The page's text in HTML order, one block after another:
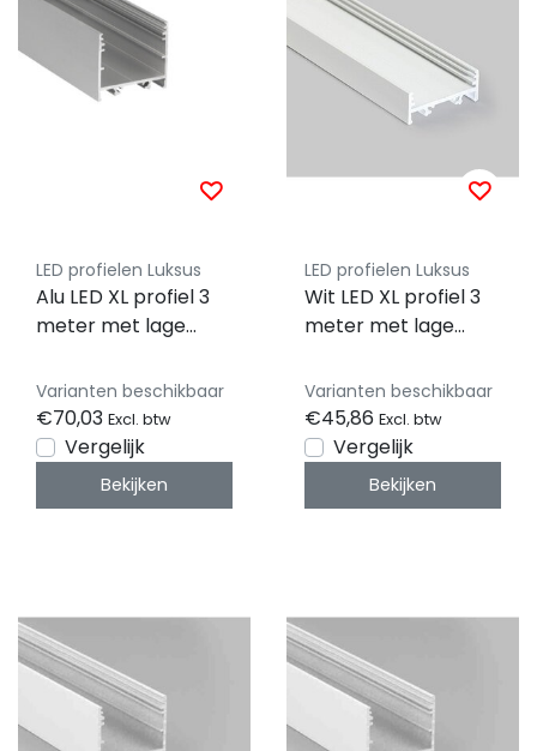
LED profielen Luksus
Alu LED XL profiel 3
meter met lage
29,6mm - XL11ALU
Varianten beschikbaar
€70,03 Excl. btw
Vergelijk
Bekijken
LED profielen Luksus
Wit LED XL profiel 3
meter met lage
12,8mm - XL10WIT
Varianten beschikbaar
€45,86 Excl. btw
Vergelijk
Bekijken